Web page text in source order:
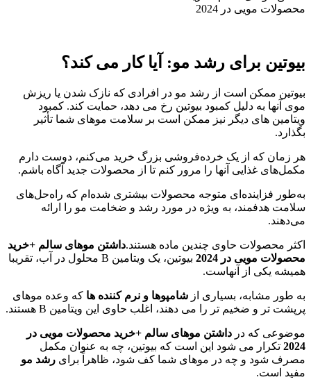
محصولات مویی در 2024
بیوتین برای رشد مو: آیا کار می کند؟
بیوتین ممکن است از رشد مو در افرادی که نازک شدن یا ریزش
موی آنها به دلیل کمبود بیوتین رخ می دهد، حمایت کند. کمبود
ویتامین های دیگر نیز ممکن است بر سلامت موهای شما تأثیر
بگذارد.
هر زمان که از یک خرده‌فروشی بزرگ خرید می‌کنم، دوست دارم
مکمل‌های غذایی آنها را مرور کنم تا از محصولات جدید آگاه باشم.
به‌طور فزاینده‌ای متوجه محصولات بیشتری شده‌ام که راه‌حل‌های
سلامت هدفمند، به ویژه در مورد رشد و ضخامت مو را ارائه
می‌دهند.
اکثر محصولات حاوی چندین ماده هستند.داشتن موهای سالم +خرید
محصولات مویی در 2024
بیوتین، یک ویتامین B محلول در آب، تقریبا
همیشه یکی از آنهاست.
به طور مشابه، بسیاری از شامپوها و نرم کننده ها که وعده موهای
پرپشت تر و ضخیم تر را می دهند، اغلب حاوی این ویتامین B هستند.
موضوعی که در داشتن موهای سالم +خرید محصولات مویی در
2024 تکرار می شود این است که بیوتین، چه به عنوان مکمل
مصرف شود و چه در موهای شما کف شود، ظاهراً برای رشد مو
مفید است.